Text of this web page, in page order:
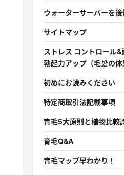
ウォーターサーバーを
サイトマップ
ストレス コントロール
勃起力アップ（毛髪の体
初めにお読みください
特定商取引法記載事項
育毛5大原則と植物比較
育毛Q&A
育毛マップ早わかり！